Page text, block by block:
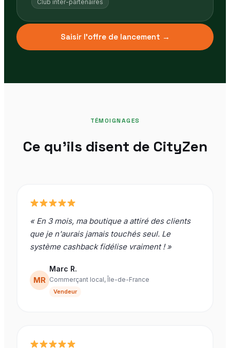
Club inter-partenaires
Saisir l'offre de lancement →
TÉMOIGNAGES
Ce qu'ils disent de CityZen
« En 3 mois, ma boutique a attiré des clients
que je n'aurais jamais touchés seul. Le
système cashback fidélise vraiment ! »
MR
Marc R.
Commerçant local, Île-de-France
Vendeur